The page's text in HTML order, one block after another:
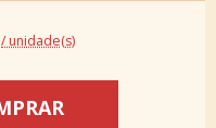
/ unidade(s)